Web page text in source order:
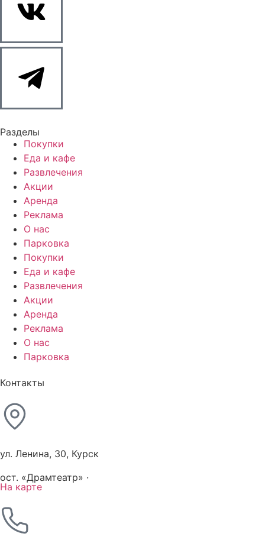
Разделы
Покупки
Еда и кафе
Развлечения
Акции
Аренда
Реклама
О нас
Парковка
Покупки
Еда и кафе
Развлечения
Акции
Аренда
Реклама
О нас
Парковка
Контакты
ул. Ленина, 30, Курск
ост. «Драмтеатр» ·
На карте